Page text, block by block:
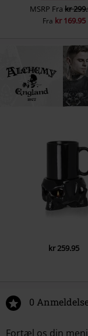
MSRP Fra kr
Fra kr 169.95
kr 259.95
0
Fortæl os din